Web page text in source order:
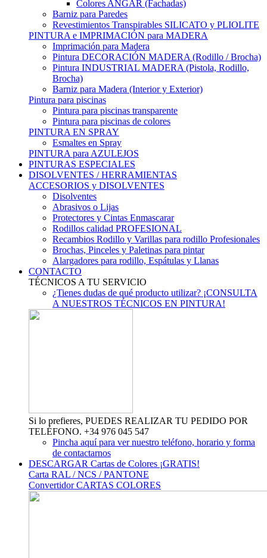
Colores ANGAR (Fachadas)
Barniz para Paredes
Revestimientos Transpirables SILICATO y PLIOLITE
PINTURA e IMPRIMACIÓN para MADERA
Imprimación para Madera
Pintura DECORACIÓN MADERA (Rodillo / Brocha)
Pintura INDUSTRIAL MADERA (Pistola, Rodillo,
Brocha)
Barniz para Madera (Interior y Exterior)
Pintura para piscinas
Pintura para piscinas transparente
Pintura para piscinas de colores
PINTURA EN SPRAY
Esmaltes en Spray
PINTURA para AZULEJOS
PINTURAS ESPECIALES
DISOLVENTES / HERRAMIENTAS
ACCESORIOS y DISOLVENTES
Disolventes
Abrasivos o Lijas
Protectores y Cintas Enmascarar
Rodillos calidad PROFESIONAL
Recambios Rodillo y Varillas para rodillo Profesionales
Brochas, Pinceles y Paletinas para pintar
Alargadores para rodillo, Espátulas y Llanas
CONTACTO
TÉCNICOS A TU SERVICIO
¿Tienes dudas de qué producto utilizar? ¡CONSULTA
A NUESTROS TÉCNICOS EN PINTURA!
Si lo prefieres, PUEDES REALIZAR TU PEDIDO POR
TELÉFONO. +34 976 045 547
Pincha aquí para ver nuestro teléfono, horario y forma
de contactarnos
DESCARGAR Cartas de Colores ¡GRATIS!
Carta RAL / NCS / PANTONE
Convertidor CARTAS COLORES